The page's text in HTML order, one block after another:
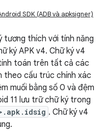
SDK (ADB và apksigner)
tương thích với tính năng
ký APK v4. Chữ ký v4
toán trên tất cả các
theo cấu trúc chính xác
muối bằng số 0 và đệm
11 lưu trữ chữ ký trong
. Chữ ký v4